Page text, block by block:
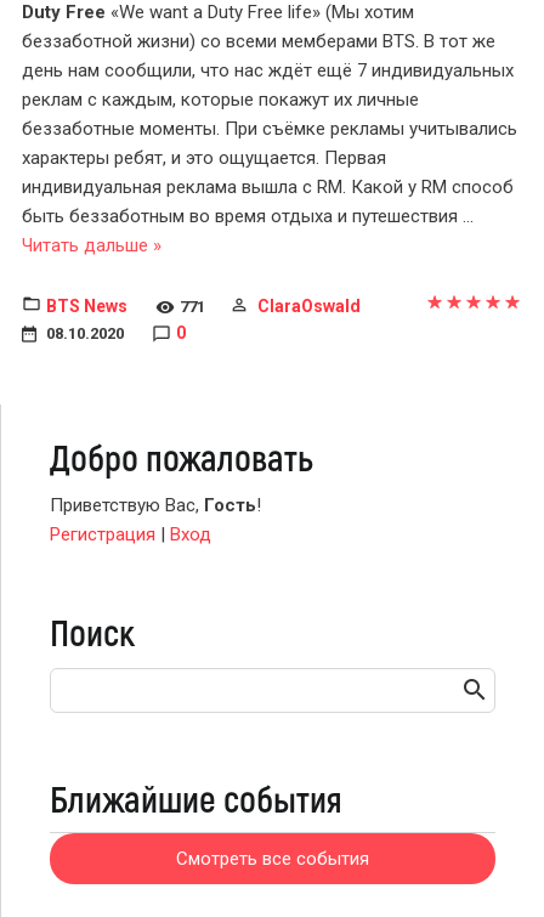
Duty Free «We want a Duty Free life» (Мы хотим
беззаботной жизни) со всеми мемберами BTS. В тот же
день нам сообщили, что нас ждёт ещё 7 индивидуальных
реклам с каждым, которые покажут их личные
беззаботные моменты. При съёмке рекламы учитывались
характеры ребят, и это ощущается. Первая
индивидуальная реклама вышла с RM. Какой у RM способ
быть беззаботным во время отдыха и путешествия ...
Читать дальше »
BTS News 771 ClaraOswald
08.10.2020 0
Добро пожаловать
Приветствую Вас, Гость!
Регистрация | Вход
Поиск
Ближайшие события
Смотреть все события